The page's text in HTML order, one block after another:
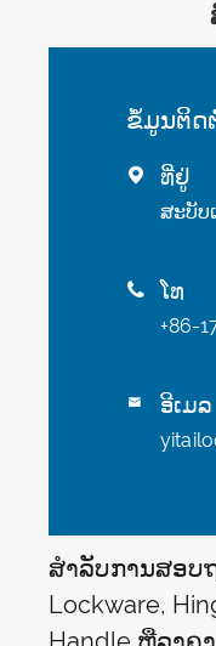
ຂໍ້​ມູນ​ຕິດ​
 ທີ່ຢູ່
ສະບັບ
 ໂທ
+86-
 ອີເມລ
ສໍາລັບການສອບ
Lockware,